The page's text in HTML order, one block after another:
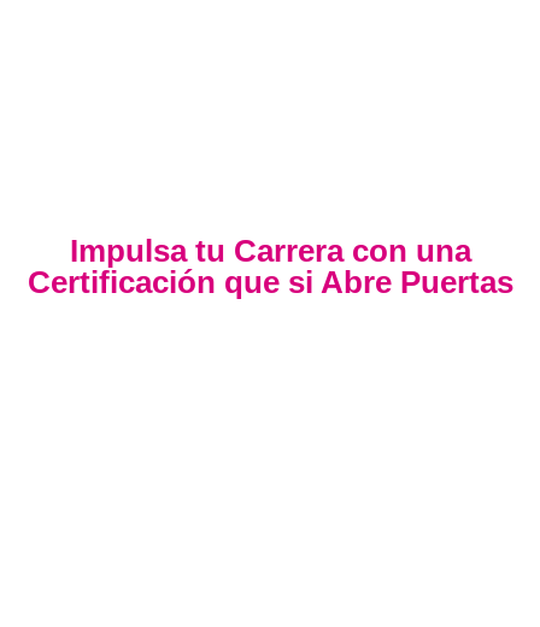
Impulsa tu Carrera con una
Certificación que si Abre Puertas